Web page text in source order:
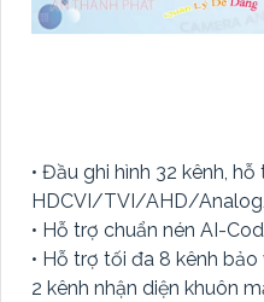
• Đầu ghi hình 32 kênh,
HDCVI/TVI/AHD/
• Hỗ trợ chuẩn nén AI-
• Hỗ trợ tối đa 8 kênh
2 kênh nhận diện khuôn